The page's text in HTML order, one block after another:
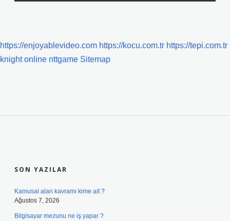
https://enjoyablevideo.com https://kocu.com.tr https://tepi.com.tr
knight online nttgame Sitemap
SON YAZILAR
Kamusal alan kavramı kime ait ?
Ağustos 7, 2026
Bilgisayar mezunu ne iş yapar ?